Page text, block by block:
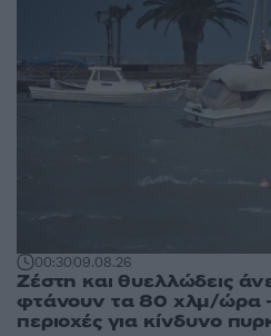
00:3009.08.26
Ζέστη και θυελλώδεις
φτάνουν τα 80 χλμ/ώρα
περιοχές για κίνδυνο